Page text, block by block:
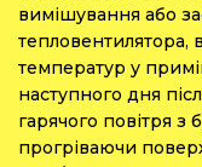
вимішування або
тепловентилятора,
температур у
наступного дня
гарячого повітря з
прогріваючи